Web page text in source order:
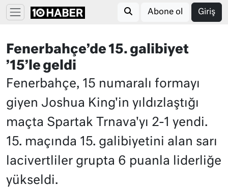
Abone ol Giriş
Fenerbahçe’de 15. galibiyet
’15’le geldi
Fenerbahçe, 15 numaralı formayı
giyen Joshua King'in yıldızlaştığı
maçta Spartak Trnava'yı 2-1 yendi.
15. maçında 15. galibiyetini alan sarı
lacivertliler grupta 6 puanla liderliğe
yükseldi.